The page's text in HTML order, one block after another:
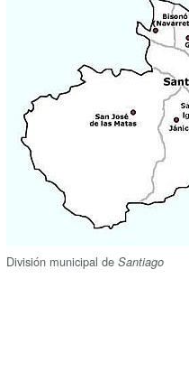
División municipal deSantiago